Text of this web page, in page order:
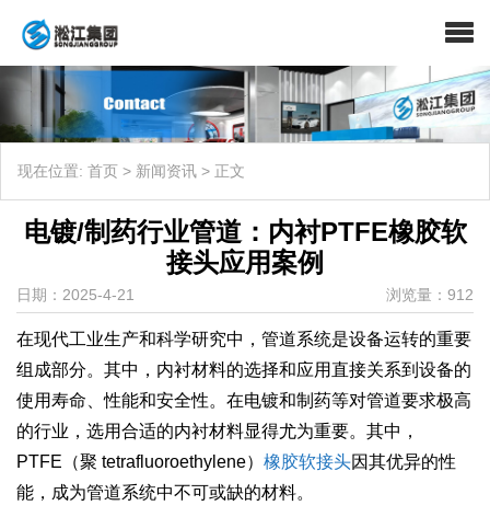
现在位置: 首页 > 新闻资讯 > 正文
电镀/制药行业管道：内衬PTFE橡胶软
接头应用案例
日期：2025-4-21 浏览量：912
在现代工业生产和科学研究中，管道系统是设备运转的重要
组成部分。其中，内衬材料的选择和应用直接关系到设备的
使用寿命、性能和安全性。在电镀和制药等对管道要求极高
的行业，选用合适的内衬材料显得尤为重要。其中，
PTFE（聚 tetrafluoroethylene） 橡胶软接头因其优异的性
能，成为管道系统中不可或缺的材料。